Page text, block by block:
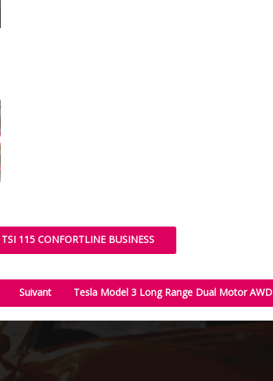
115 CONFORTLINE BUSINESS
Suivant Tesla Model 3 Long Range Dual Motor AWD